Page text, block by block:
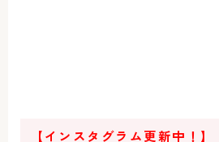
【インスタグラム更新中！】